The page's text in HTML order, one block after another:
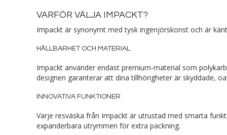
VARFÖR VÄLJA IMPACKT?
Impackt är synonymt med tysk ingenjörskonst och är
HÅLLBARHET OCH MATERIAL
Impackt använder endast premium-material som
designen garanterar att dina tillhörigheter är skyddade,
INNOVATIVA FUNKTIONER
Varje resväska från Impackt är utrustad med smarta
expanderbara utrymmen för extra packning.